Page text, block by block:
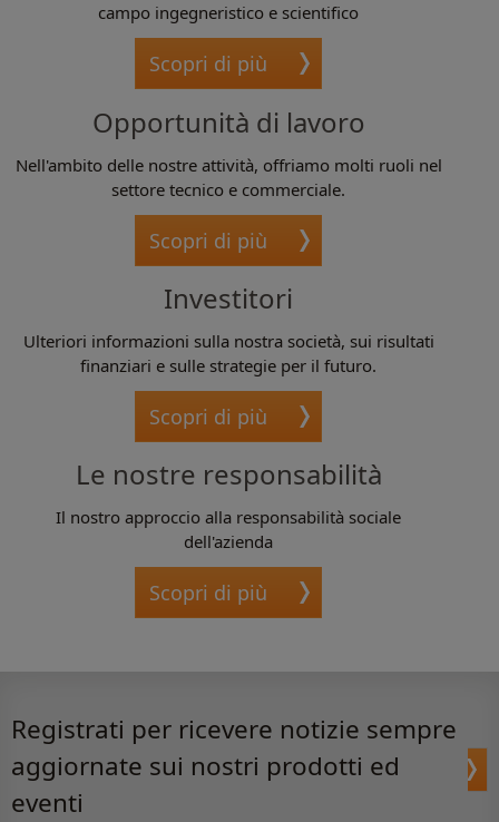
campo ingegneristico e scientifico
Scopri di più
Opportunità di lavoro
Nell'ambito delle nostre attività, offriamo molti ruoli nel
settore tecnico e commerciale.
Scopri di più
Investitori
Ulteriori informazioni sulla nostra società, sui risultati
finanziari e sulle strategie per il futuro.
Scopri di più
Le nostre responsabilità
Il nostro approccio alla responsabilità sociale
dell'azienda
Scopri di più
Registrati per ricevere notizie sempre
aggiornate sui nostri prodotti ed
eventi